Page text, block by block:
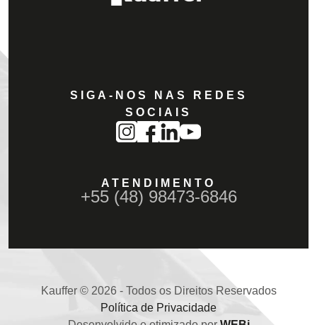
SIGA-NOS NAS REDES
SOCIAIS
ATENDIMENTO
+55 (48) 98473-6846
Kauffer © 2026 - Todos os Direitos Reservados
Política de Privacidade